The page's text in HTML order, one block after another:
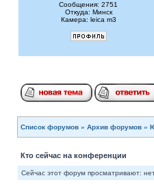
Сообщения: 2751
Откуда: Минск
Камера: leica m3
Список форумов » Архив форумов »
Кто сейчас на конференции
Сейчас этот форум просматривают: